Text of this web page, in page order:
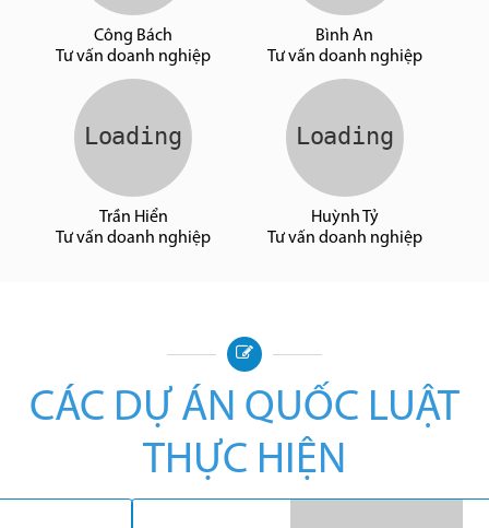
Công Bách
Tư vấn doanh nghiệp
Bình An
Tư vấn doanh nghiệp
Trần Hiển
Tư vấn doanh nghiệp
Huỳnh Tỷ
Tư vấn doanh nghiệp
CÁC DỰ ÁN QUỐC LUẬT
THỰC HIỆN